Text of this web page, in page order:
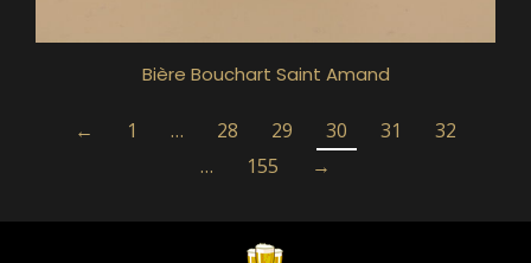
Bière Bouchart Saint Amand
← 1 … 28 29 30 31
32
…
155 →